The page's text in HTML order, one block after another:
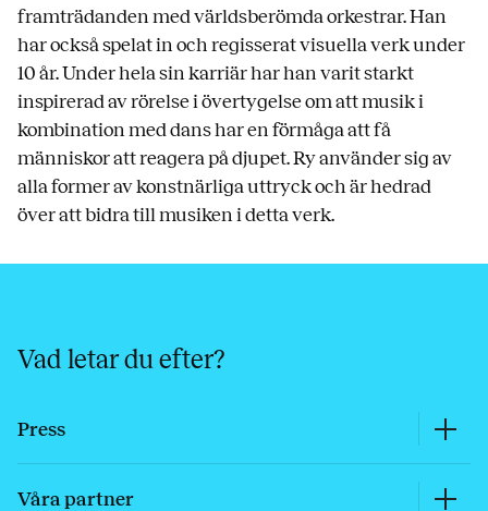
framträdanden med världsberömda orkestrar. Han
har också spelat in och regisserat visuella verk under
10 år. Under hela sin karriär har han varit starkt
inspirerad av rörelse i övertygelse om att musik i
kombination med dans har en förmåga att få
människor att reagera på djupet. Ry använder sig av
alla former av konstnärliga uttryck och är hedrad
över att bidra till musiken i detta verk.
Vad letar du efter?
Press
Våra partner